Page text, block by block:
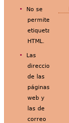
No se
permiten
etiquetas
HTML.
Las
direcciones
de las
páginas
web y
las de
correo